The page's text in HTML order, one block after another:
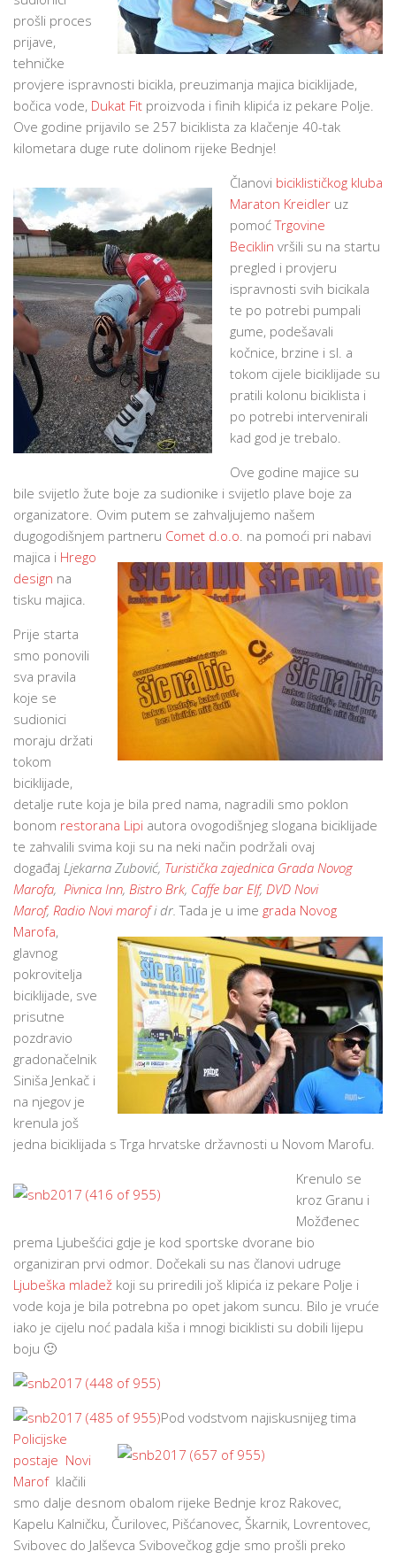
prošli proces
prijave,
tehničke
provjere ispravnosti bicikla, preuzimanja majica biciklijade,
bočica vode, Dukat Fit proizvoda i finih klipića iz pekare Polje.
Ove godine prijavilo se 257 biciklista za klačenje 40-tak
kilometara duge rute dolinom rijeke Bednje!
Članovi biciklističkog kluba
Maraton Kreidler uz
pomoćTrgovine
Beciklin vršili su na startu
pregled i provjeru
ispravnosti svih bicikala
te po potrebi pumpali
gume, podešavali
kočnice, brzine i sl. a
tokom cijele biciklijade su
pratili kolonu biciklista i
po potrebi intervenirali
kad god je trebalo.
Ove godine majice su
bile svijetlo žute boje za sudionike i svijetlo plave boje za
organizatore. Ovim putem se zahvaljujemo našem
dugogodišnjem partneru Comet d.o.o . na pomoći pri nabavi
majica i Hrego
design na
tisku majica.
Prije starta
smo ponovili
sva pravila
koje se
sudionici
moraju držati
tokom
biciklijade,
detalje rute koja je bila pred nama, nagradili smo poklon
bonom restorana Lipi autora ovogodišnjeg slogana biciklijade
te zahvalili svima koji su na neki način podržali ovaj
događaj Ljekarna Zubović, Turistička zajednica Grada Novog
Marofa, Pivnica Inn, Bistro Brk, Caffe bar Elf, DVD Novi
Marof, Radio Novi marofi dr. Tada je u ime grada Novog
Marofa,
glavnog
pokrovitelja
biciklijade, sve
prisutne
pozdravio
gradonačelnik
Siniša Jenkač i
na njegov je
krenula još
jedna biciklijada s Trga hrvatske državnosti u Novom Marofu.
Krenulo se
kroz Granu i
Možđenec
prema Ljubešćici gdje je kod sportske dvorane bio
organiziran prvi odmor. Dočekali su nas članovi udruge
Ljubeška mladež koji su priredili još klipića iz pekare Polje i
vode koja je bila potrebna po opet jakom suncu. Bilo je vruće
iako je cijelu noć padala kiša i mnogi biciklisti su dobili lijepu
boju 🙂
Pod vodstvom najiskusnijeg tima
Policijske
postaje Novi
Marof klačili
smo dalje desnom obalom rijeke Bednje kroz Rakovec,
Kapelu Kalničku, Čurilovec, Pišćanovec, Škarnik, Lovrentovec,
Svibovec do Jalševca Svibovečkog gdje smo prošli preko